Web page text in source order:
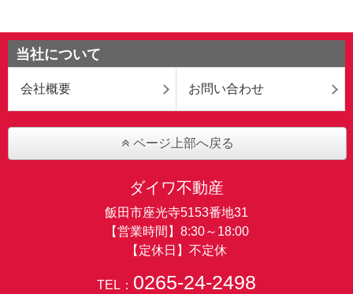
当社について
会社概要 お問い合わせ
ページ上部へ戻る
ダイワ不動産
飯田市座光寺5153番地31
【営業時間】8:30～18:00
【定休日】不定休
TEL： 0265-24-2498